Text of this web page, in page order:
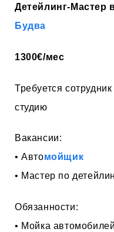
Детейлинг-Мастер
Будва
1300€/мес
Требуется
студию
Вакансии:
• Автомойщик
• Мастер по
Обязанности:
• Мойка автомобилей